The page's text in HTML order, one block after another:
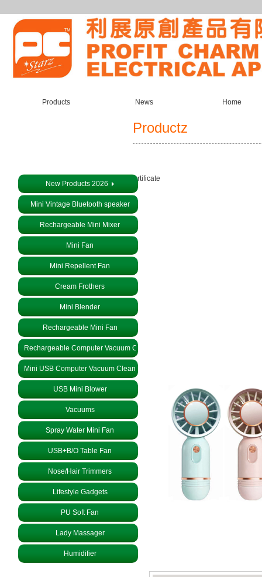
Productz
Products News Home
Certificate
New Products 2026
Mini Vintage Bluetooth speaker
Rechargeable Mini Mixer
Mini Fan
Mini Repellent Fan
Cream Frothers
Mini Blender
Rechargeable Mini Fan
Rechargeable Computer Vacuum Cleaner
Mini USB Computer Vacuum Cleaner
USB Mini Blower
Vacuums
Spray Water Mini Fan
USB+B/O Table Fan
Nose/Hair Trimmers
Lifestyle Gadgets
PU Soft Fan
Lady Massager
Humidifier